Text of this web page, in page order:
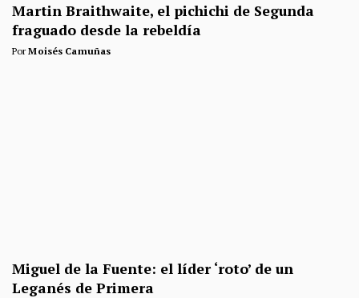
Martin Braithwaite, el pichichi de Segunda
fraguado desde la rebeldía
PorMoisés Camuñas
Miguel de la Fuente: el líder ‘roto’ de un
Leganés de Primera